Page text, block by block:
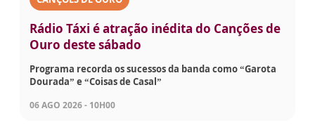
Rádio Táxi é atração inédita do Canções de
Ouro deste sábado
Programa recorda os sucessos da banda como “Garota
Dourada” e “Coisas de Casal”
06 AGO 2026 - 10H00